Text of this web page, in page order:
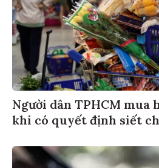
Người dân TPHCM mua
khi có quyết định siết